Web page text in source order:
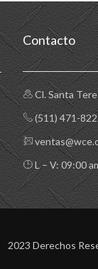
Contacto
Cl. Santa
(511) 471-
L – V: 09:00
2023 Derechos